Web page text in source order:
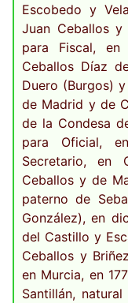
Escobedo y
Juan Ceballos y
para Fiscal,
Ceballos Díaz
Duero (Burgos)
de Madrid y de
de la Condesa
para Oficial,
Secretario, en
Ceballos y de
paterno de
González), en
del Castillo y
Ceballos y
en Murcia, en
Santillán,